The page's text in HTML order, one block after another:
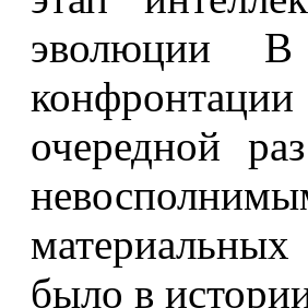
эволюции
очередной
было в